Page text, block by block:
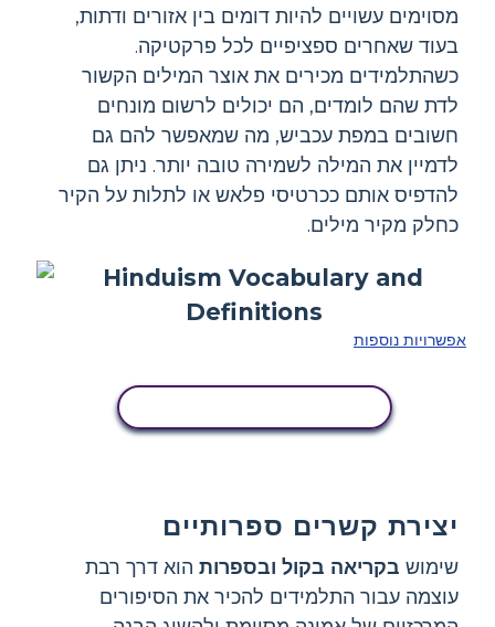
מסוימים עשויים להיות דומים בין אזורים ודתות,
בעוד שאחרים ספציפיים לכל פרקטיקה.
כשהתלמידים מכירים את אוצר המילים הקשור
לדת שהם לומדים, הם יכולים לרשום מונחים
חשובים במפת עכביש, מה שמאפשר להם גם
לדמיין את המילה לשמירה טובה יותר. ניתן גם
להדפיס אותם ככרטיסי פלאש או לתלות על הקיר
כחלק מקיר מילים.
אפשרויות נוספות
יצירת קשרים ספרותיים
שימוש בקריאה בקול ובספרות הוא דרך רבת
עוצמה עבור התלמידים להכיר את הסיפורים